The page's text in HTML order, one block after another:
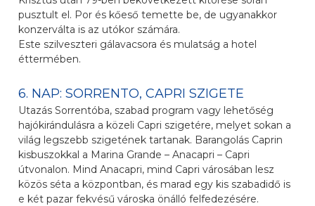
pusztult el. Por és kőeső temette be, de ugyanakkor
konzerválta is az utókor számára.
Este szilveszteri gálavacsora és mulatság a hotel
éttermében.
6. NAP: SORRENTO, CAPRI SZIGETE
Utazás Sorrentóba, szabad program vagy lehetőség
hajókirándulásra a közeli Capri szigetére, melyet sokan a
világ legszebb szigetének tartanak. Barangolás Caprin
kisbuszokkal a Marina Grande – Anacapri – Capri
útvonalon. Mind Anacapri, mind Capri városában lesz
közös séta a központban, és marad egy kis szabadidő is
e két pazar fekvésű városka önálló felfedezésére.